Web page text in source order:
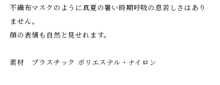
不織布マスクのように真夏の暑い時期呼吸の息苦しさはあり
ません。
顔の表情も自然と見せれます。
素材 プラスチック ポリエステル・ナイロン